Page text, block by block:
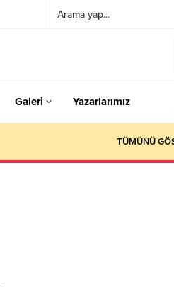
Galeri Yazarlarımız
TÜMÜNÜ